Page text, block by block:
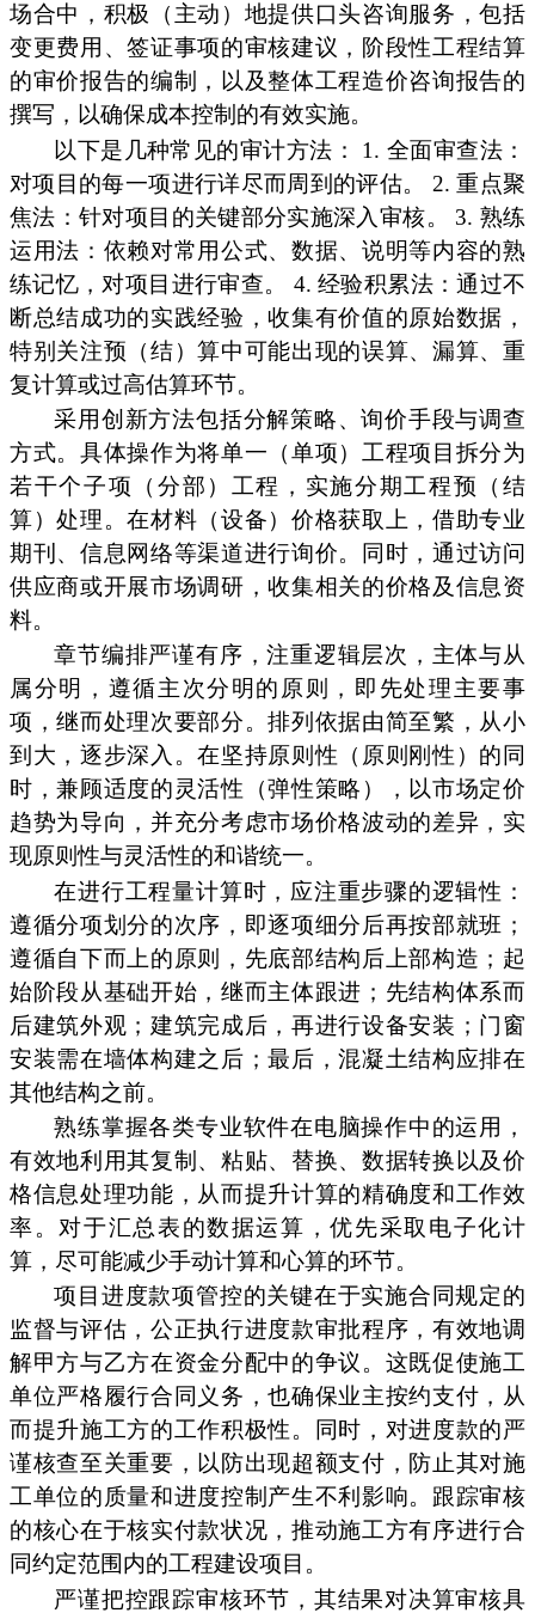
场合中，积极（主动）地提供口头咨询服务，包括
变更费用、签证事项的审核建议，阶段性工程结算
的审价报告的编制，以及整体工程造价咨询报告的
撰写，以确保成本控制的有效实施。
以下是几种常见的审计方法： 1. 全面审查法：
对项目的每一项进行详尽而周到的评估。 2. 重点聚
焦法：针对项目的关键部分实施深入审核。 3. 熟练
运用法：依赖对常用公式、数据、说明等内容的熟
练记忆，对项目进行审查。 4. 经验积累法：通过不
断总结成功的实践经验，收集有价值的原始数据，
特别关注预（结）算中可能出现的误算、漏算、重
复计算或过高估算环节。
采用创新方法包括分解策略、询价手段与调查
方式。具体操作为将单一（单项）工程项目拆分为
若干个子项（分部）工程，实施分期工程预（结
算）处理。在材料（设备）价格获取上，借助专业
期刊、信息网络等渠道进行询价。同时，通过访问
供应商或开展市场调研，收集相关的价格及信息资
料。
章节编排严谨有序，注重逻辑层次，主体与从
属分明，遵循主次分明的原则，即先处理主要事
项，继而处理次要部分。排列依据由简至繁，从小
到大，逐步深入。在坚持原则性（原则刚性）的同
时，兼顾适度的灵活性（弹性策略），以市场定价
趋势为导向，并充分考虑市场价格波动的差异，实
现原则性与灵活性的和谐统一。
在进行工程量计算时，应注重步骤的逻辑性：
遵循分项划分的次序，即逐项细分后再按部就班；
遵循自下而上的原则，先底部结构后上部构造；起
始阶段从基础开始，继而主体跟进；先结构体系而
后建筑外观；建筑完成后，再进行设备安装；门窗
安装需在墙体构建之后；最后，混凝土结构应排在
其他结构之前。
熟练掌握各类专业软件在电脑操作中的运用，
有效地利用其复制、粘贴、替换、数据转换以及价
格信息处理功能，从而提升计算的精确度和工作效
率。对于汇总表的数据运算，优先采取电子化计
算，尽可能减少手动计算和心算的环节。
项目进度款项管控的关键在于实施合同规定的
监督与评估，公正执行进度款审批程序，有效地调
解甲方与乙方在资金分配中的争议。这既促使施工
单位严格履行合同义务，也确保业主按约支付，从
而提升施工方的工作积极性。同时，对进度款的严
谨核查至关重要，以防出现超额支付，防止其对施
工单位的质量和进度控制产生不利影响。跟踪审核
的核心在于核实付款状况，推动施工方有序进行合
同约定范围内的工程建设项目。
严谨把控跟踪审核环节，其结果对决算审核具